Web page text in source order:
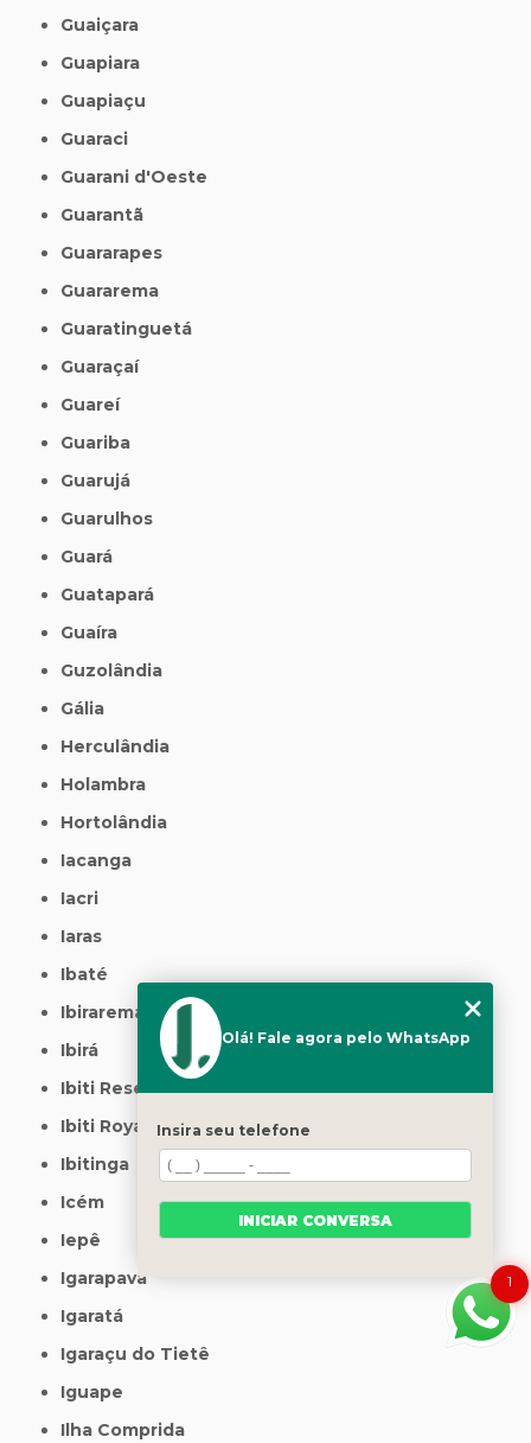
Guaiçara
Guapiara
Guapiaçu
Guaraci
Guarani d'Oeste
Guarantã
Guararapes
Guararema
Guaratinguetá
Guaraçaí
Guareí
Guariba
Guarujá
Guarulhos
Guará
Guatapará
Guaíra
Guzolândia
Gália
Herculândia
Holambra
Hortolândia
Iacanga
Iacri
Iaras
Ibaté
Ibirarema
Ibirá
Ibiti Reserva
Ibiti Royal
Ibitinga
Icém
Iepê
Igarapava
Igaratá
Igaraçu do Tietê
Iguape
Ilha Comprida
1
Olá! Fale agora pelo WhatsApp
Insira seu telefone
INICIAR CONVERSA